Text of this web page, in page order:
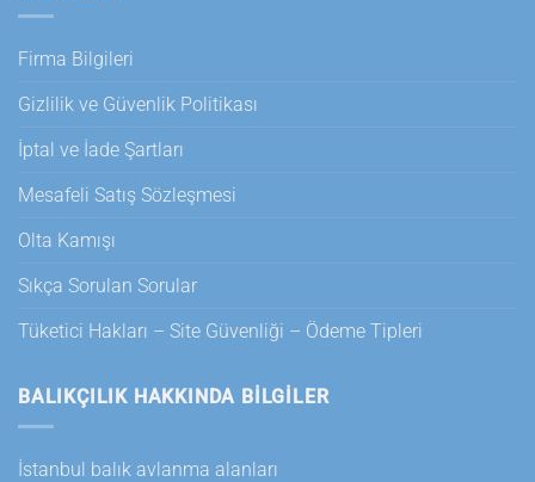
Firma Bilgileri
Gizlilik ve Güvenlik Politikası
İptal ve İade Şartları
Mesafeli Satış Sözleşmesi
Olta Kamışı
Sıkça Sorulan Sorular
Tüketici Hakları – Site Güvenliği – Ödeme Tipleri
BALIKÇILIK HAKKINDA BILGILER
İstanbul balık avlanma alanları